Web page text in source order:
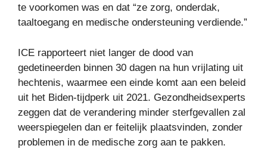
te voorkomen was en dat “ze zorg, onderdak,
taaltoegang en medische ondersteuning verdiende.”
ICE rapporteert niet langer de dood van
gedetineerden binnen 30 dagen na hun vrijlating uit
hechtenis, waarmee een einde komt aan een beleid
uit het Biden-tijdperk uit 2021. Gezondheidsexperts
zeggen dat de verandering minder sterfgevallen zal
weerspiegelen dan er feitelijk plaatsvinden, zonder
problemen in de medische zorg aan te pakken.